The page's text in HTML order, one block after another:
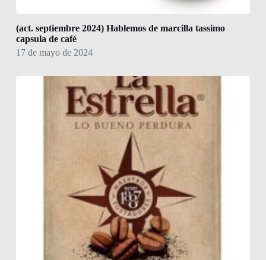
(act. septiembre 2024) Hablemos de marcilla tassimo
capsula de café
17 de mayo de 2024